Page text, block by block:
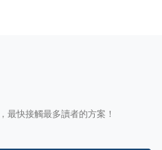
最快接觸最多讀者的方案！